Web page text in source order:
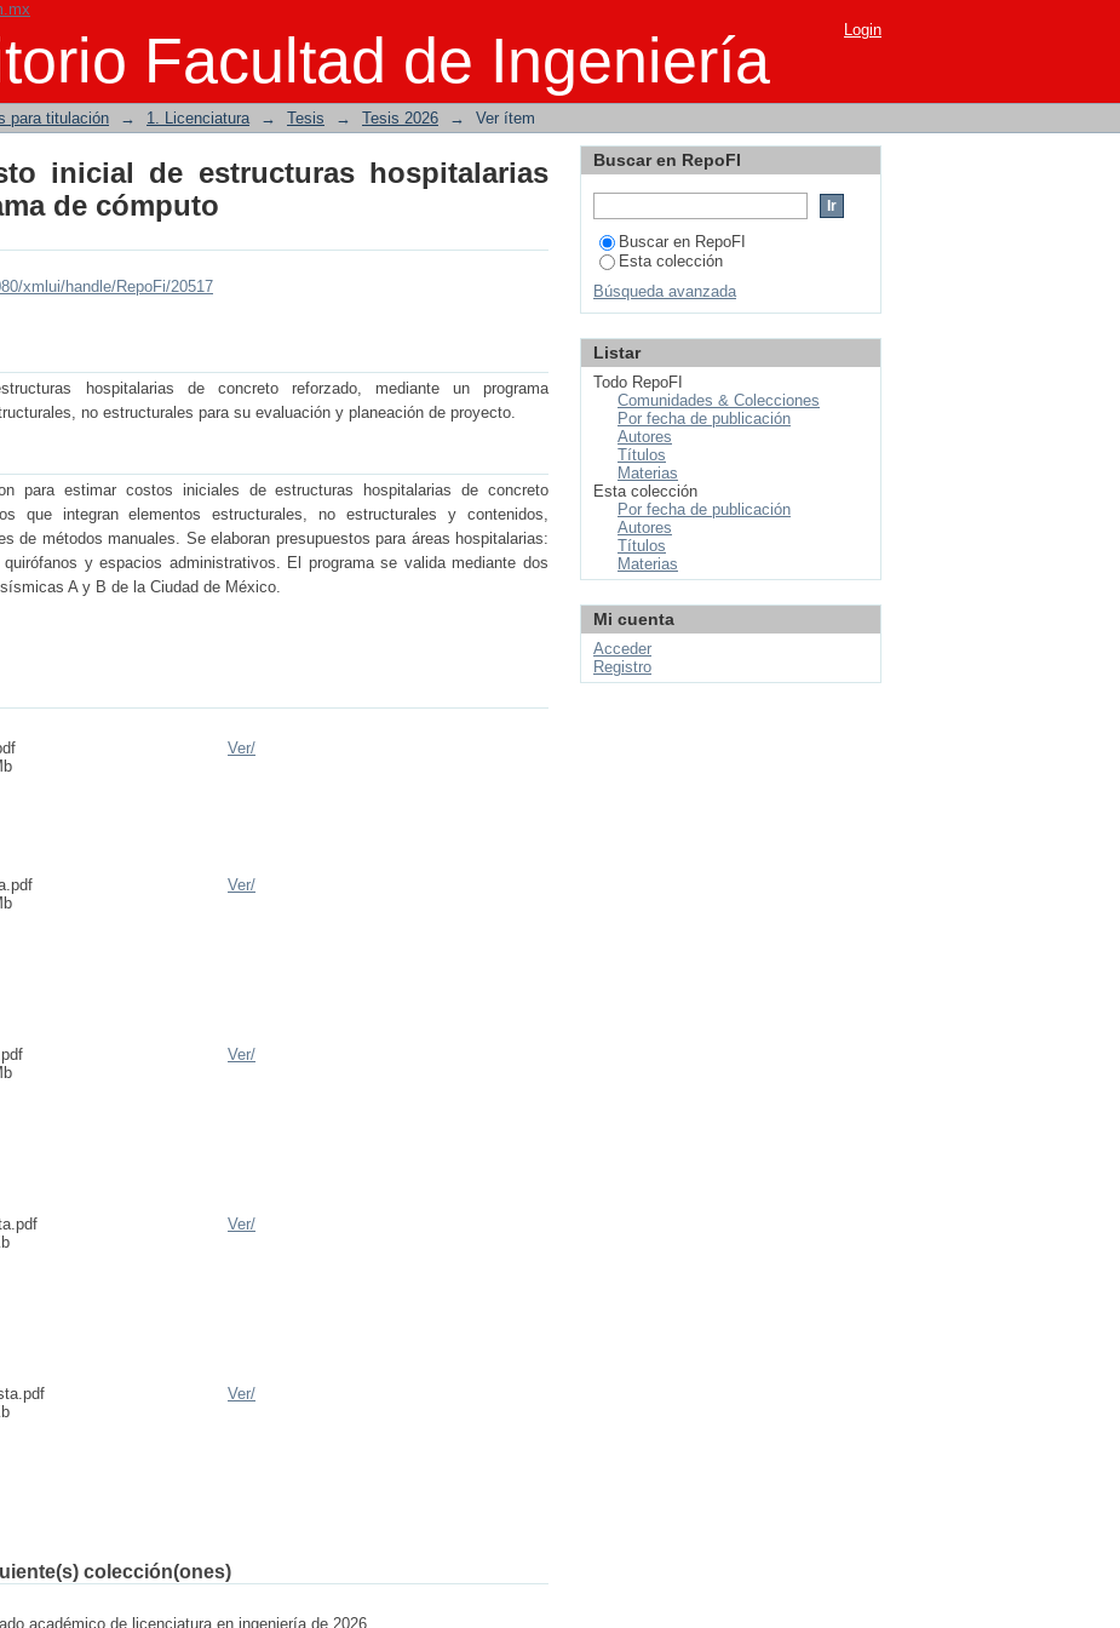
Facultad de Ingeniería
inicial de estructuras hospitalarias mediante un programa de
Login
para titulación → 1. Licenciatura → Tesis → Tesis 2026 → Ver ítem
inicial de estructuras hospitalarias
de cómputo
xmlui/handle/RepoFi/20517
hospitalarias de concreto reforzado, mediante un programa
no estructurales para su evaluación y planeación de proyecto.
para estimar costos iniciales de estructuras hospitalarias de concreto
que integran elementos estructurales, no estructurales y contenidos,
de métodos manuales. Se elaboran presupuestos para áreas hospitalarias:
y espacios administrativos. El programa se valida mediante dos
A y B de la Ciudad de México.
Ver/
Ver/
Ver/
Ver/
Ver/
colección(ones)
académico de licenciatura en ingeniería de 2026.
Buscar en RepoFI
Buscar en RepoFI
Esta colección
Búsqueda avanzada
Listar
Todo RepoFI
Comunidades & Colecciones
Por fecha de publicación
Autores
Títulos
Materias
Esta colección
Por fecha de publicación
Autores
Títulos
Materias
Mi cuenta
Acceder
Registro